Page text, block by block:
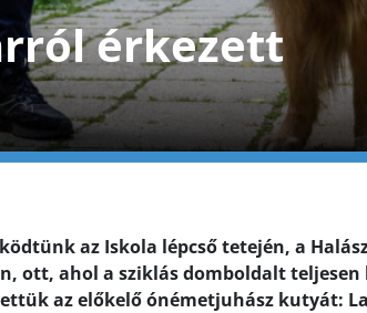
érkezett
az Iskola lépcső tetején, a
ott, ahol a sziklás domboldalt teljesen
az előkelő ónémetjuhász kutyát: